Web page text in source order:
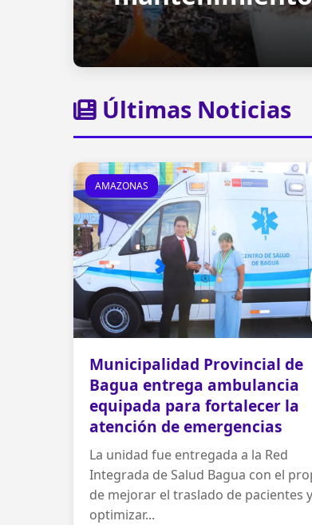
Últimas Noticias
AMAZONAS
Municipalidad Provincial de
Bagua entrega ambulancia
equipada para fortalecer la
atención de emergencias
La unidad fue entregada a la Red
Integrada de Salud Bagua con el
de mejorar el traslado de pacientes y
optimizar...